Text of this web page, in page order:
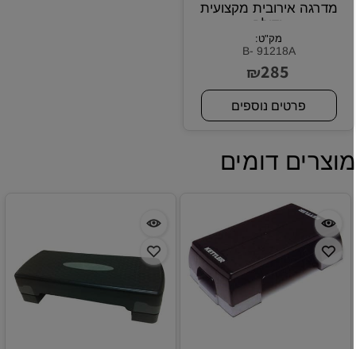
מדרגה אירובית מקצועית
גדולה
מק"ט:
B- 91218A
₪285
פרטים נוספים
דומים